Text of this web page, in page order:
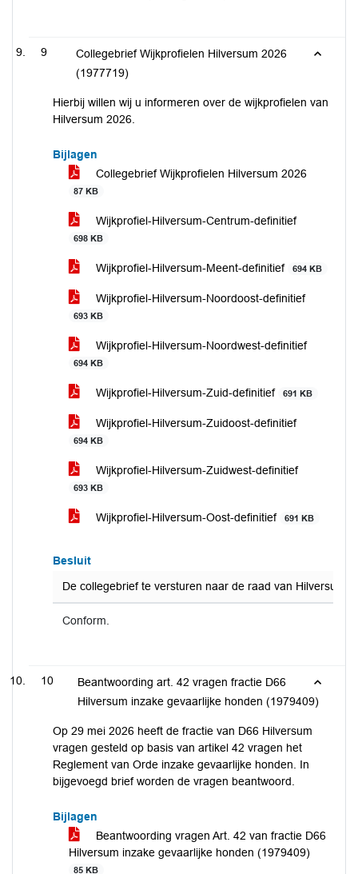
9
Collegebrief Wijkprofielen Hilversum 2026
(1977719)
Hierbij willen wij u informeren over de wijkprofielen van
Hilversum 2026.
Bijlagen
Collegebrief Wijkprofielen Hilversum 2026
87 KB
Wijkprofiel-Hilversum-Centrum-definitief
698 KB
Wijkprofiel-Hilversum-Meent-definitief 694 KB
Wijkprofiel-Hilversum-Noordoost-definitief
693 KB
Wijkprofiel-Hilversum-Noordwest-definitief
694 KB
Wijkprofiel-Hilversum-Zuid-definitief 691 KB
Wijkprofiel-Hilversum-Zuidoost-definitief
694 KB
Wijkprofiel-Hilversum-Zuidwest-definitief
693 KB
Wijkprofiel-Hilversum-Oost-definitief 691 KB
Besluit
De collegebrief te versturen naar de raad van Hilversum
Conform.
10
Beantwoording art. 42 vragen fractie D66
Hilversum inzake gevaarlijke honden (1979409)
Op 29 mei 2026 heeft de fractie van D66 Hilversum
vragen gesteld op basis van artikel 42 vragen het
Reglement van Orde inzake gevaarlijke honden. In
bijgevoegd brief worden de vragen beantwoord.
Bijlagen
Beantwoording vragen Art. 42 van fractie D66
Hilversum inzake gevaarlijke honden (1979409)
85 KB